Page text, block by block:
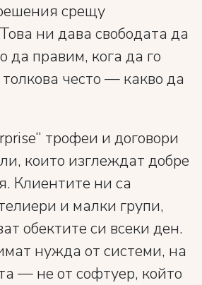
срещу
ни дава свободата да
да правим, кога да го
често — какво да
трофеи и договори
които изглеждат добре
Клиентите ни са
и малки групи,
обектите си всеки ден.
нужда от системи, на
— не от софтуер, който